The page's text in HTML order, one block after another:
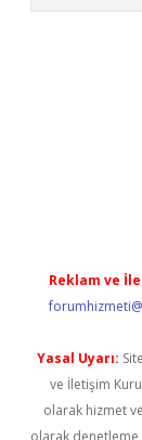
Reklam ve
Yasal Uyarı:
ve İletişim
olarak hizmet
olarak denetleme